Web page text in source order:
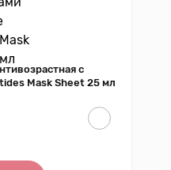
с
Mask Sheet 25 мл